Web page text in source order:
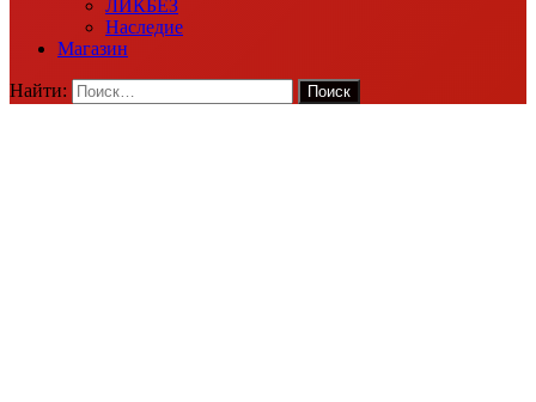
ЛИКБЕЗ
Наследие
Магазин
Найти: